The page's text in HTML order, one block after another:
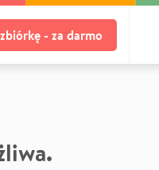
- za darmo